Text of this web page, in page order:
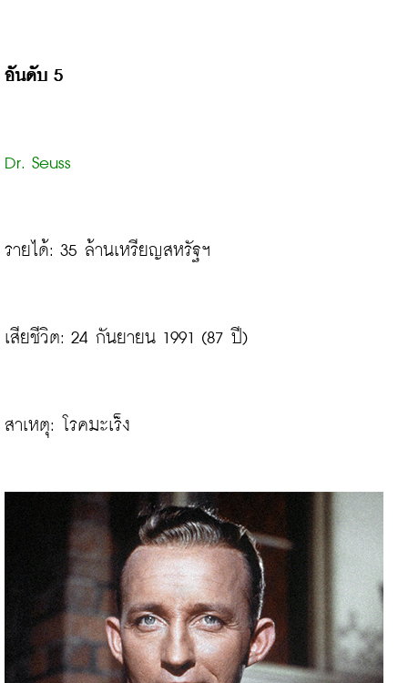
อันดับ 5
Dr. Seuss
รายได้: 35 ล้านเหรียญสหรัฐฯ
เสียชีวิต: 24 กันยายน 1991 (87 ปี)
สาเหตุ: โรคมะเร็ง